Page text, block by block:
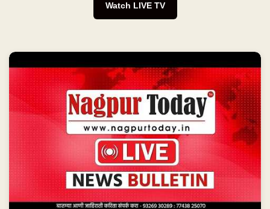
Watch LIVE TV